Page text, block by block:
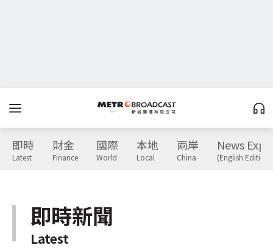
即時
Latest
財金
Finance
國際
World
本地
Local
兩岸
China
News
(English Edition)
即時新聞
Latest